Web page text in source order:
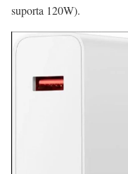
suporta 120W).